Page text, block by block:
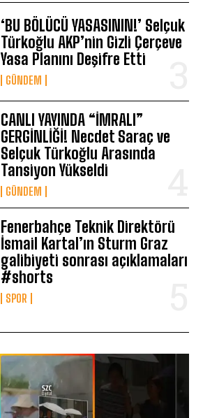
‘BU BÖLÜCÜ YASASININ!’ Selçuk
Türkoğlu AKP’nin Gizli Çerçeve
Yasa Planını Deşifre Etti
GÜNDEM
CANLI YAYINDA “İMRALI”
GERGİNLİĞİ! Necdet Saraç ve
Selçuk Türkoğlu Arasında
Tansiyon Yükseldi
GÜNDEM
Fenerbahçe Teknik Direktörü
İsmail Kartal’ın Sturm Graz
galibiyeti sonrası açıklamaları
#shorts
SPOR